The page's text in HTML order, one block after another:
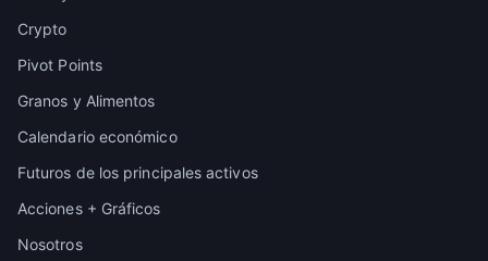
Crypto
Pivot Points
Granos y Alimentos
Calendario económico
Futuros de los principales activos
Acciones + Gráficos
Nosotros